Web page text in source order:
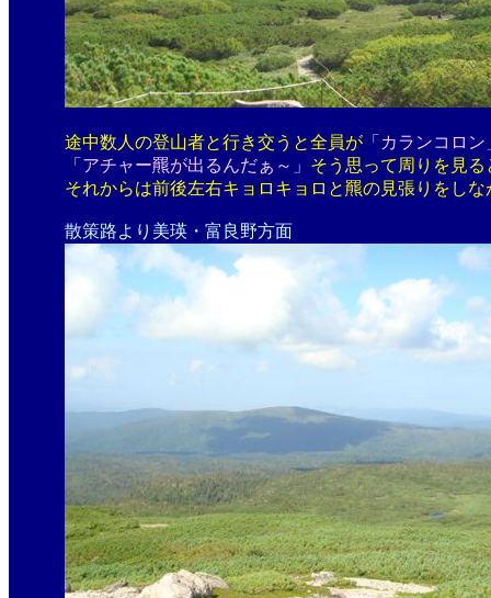
途中数人の登山者と行き交うと全員が 「カランコロン
「アチャー羆が出るんだぁ～」 そう思って周りを見
それからは前後左右キョロキョロと羆の見張りをしな
散策路より美瑛・富良野方面